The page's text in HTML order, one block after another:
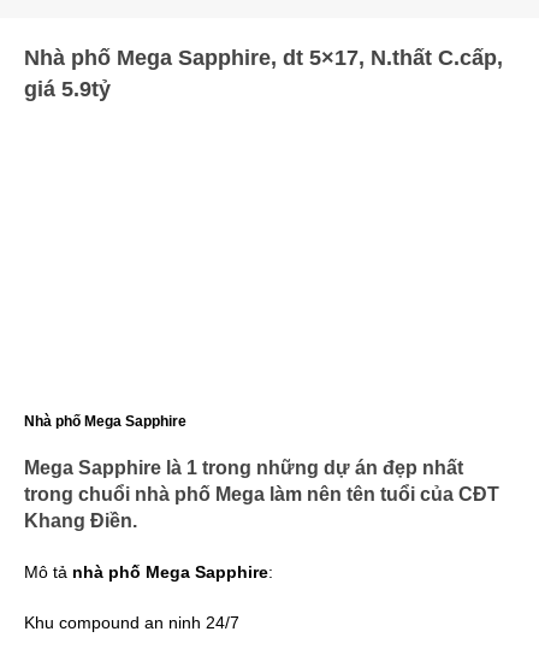
Nhà phố Mega Sapphire, dt 5×17, N.thất C.cấp,
giá 5.9tỷ
Nhà phố Mega Sapphire
Mega Sapphire là 1 trong những dự án đẹp nhất
trong chuổi nhà phố Mega làm nên tên tuổi của CĐT
Khang Điền.
Mô tả nhà phố Mega Sapphire:
Khu compound an ninh 24/7